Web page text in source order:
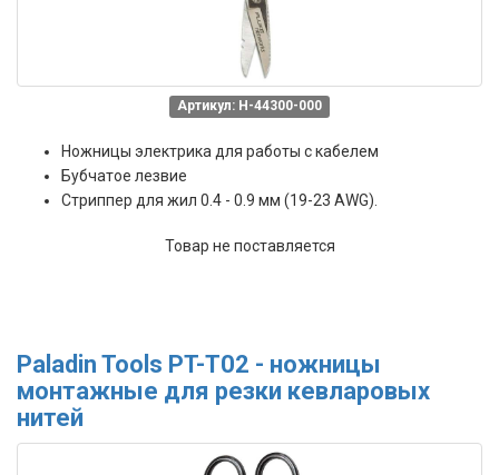
Артикул: H-44300-000
Ножницы электрика для работы с кабелем
Бубчатое лезвие
Стриппер для жил 0.4 - 0.9 мм (19-23 AWG).
Товар не поставляется
Paladin Tools PT-T02 - ножницы
монтажные для резки кевларовых
нитей